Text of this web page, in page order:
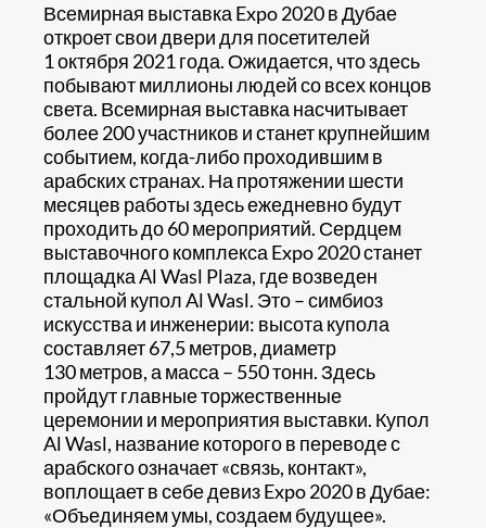
Всемирная выставка Expo 2020 в Дубае
откроет свои двери для посетителей
1 октября 2021 года. Ожидается, что здесь
побывают миллионы людей со всех концов
света. Всемирная выставка насчитывает
более 200 участников и станет крупнейшим
событием, когда-либо проходившим в
арабских странах. На протяжении шести
месяцев работы здесь ежедневно будут
проходить до 60 мероприятий. Сердцем
выставочного комплекса Expo 2020 станет
площадка Al Wasl Plaza, где возведен
стальной купол Al Wasl. Это – симбиоз
искусства и инженерии: высота купола
составляет 67,5 метров, диаметр
130 метров, а масса – 550 тонн. Здесь
пройдут главные торжественные
церемонии и мероприятия выставки. Купол
Al Wasl, название которого в переводе с
арабского означает «связь, контакт»,
воплощает в себе девиз Expo 2020 в Дубае:
«Объединяем умы, создаем будущее».